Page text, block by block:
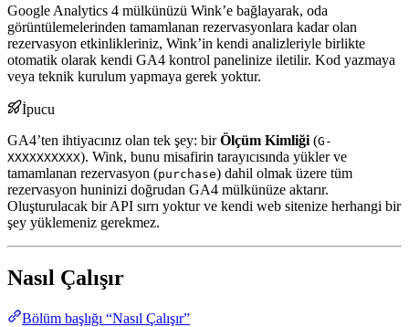
Google Analytics 4 mülkünüzü Wink’e bağlayarak, oda
görüntülemelerinden tamamlanan rezervasyonlara kadar olan
rezervasyon etkinlikleriniz, Wink’in kendi analizleriyle birlikte
otomatik olarak kendi GA4 kontrol panelinize iletilir. Kod yazmaya
veya teknik kurulum yapmaya gerek yoktur.
İpucu
GA4’ten ihtiyacınız olan tek şey: birÖlçüm Kimliği (G-
XXXXXXXXXX). Wink, bunu misafirin tarayıcısında yükler ve
tamamlanan rezervasyon (purchase) dahil olmak üzere tüm
rezervasyon huninizi doğrudan GA4 mülkünüze aktarır.
Oluşturulacak bir API sırrı yoktur ve kendi web sitenize herhangi bir
şey yüklemeniz gerekmez.
Nasıl Çalışır
Bölüm başlığı “Nasıl Çalışır”